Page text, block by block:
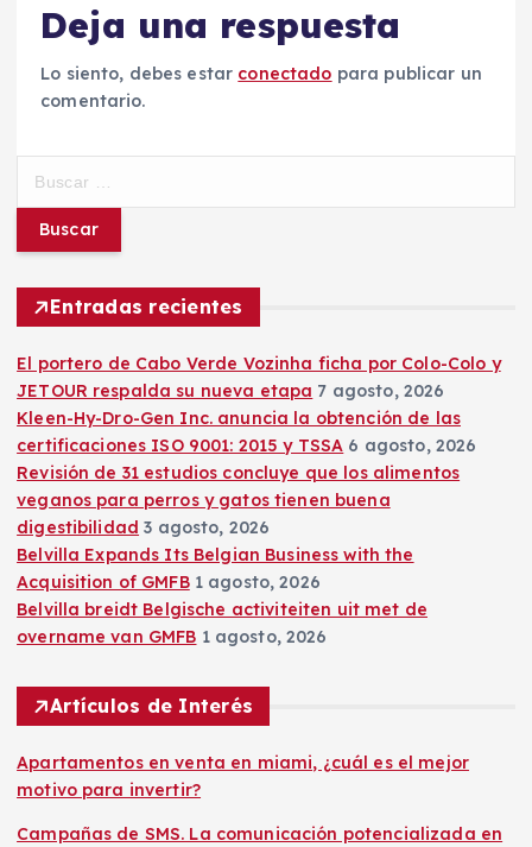
c
i
ó
n
d
e
e
n
t
r
a
d
a
s
Deja una respuesta
Lo siento, debes estar conectado para publicar un
comentario.
c
:
Entradas recientes
El portero de Cabo Verde Vozinha ficha por Colo-Colo y
JETOUR respalda su nueva etapa 7 agosto, 2026
Kleen-Hy-Dro-Gen Inc. anuncia la obtención de las
certificaciones ISO 9001: 2015 y TSSA 6 agosto, 2026
Revisión de 31 estudios concluye que los alimentos
veganos para perros y gatos tienen buena
digestibilidad 3 agosto, 2026
Belvilla Expands Its Belgian Business with the
Acquisition of GMFB 1 agosto, 2026
Belvilla breidt Belgische activiteiten uit met de
overname van GMFB 1 agosto, 2026
Artículos de Interés
Apartamentos en venta en miami, ¿cuál es el mejor
motivo para invertir?
Campañas de SMS. La comunicación potencializada en